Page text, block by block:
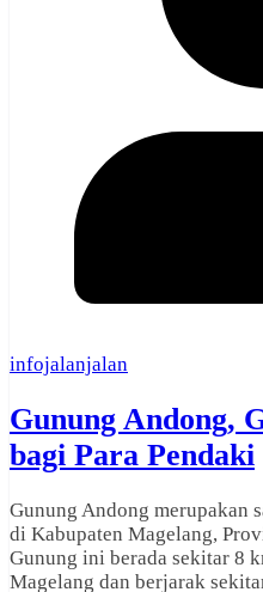
infojalanjalan
Gunung Andong,
bagi Para Pendaki
Gunung Andong merupakan
di Kabupaten Magelang,
Gunung ini berada sekitar 8
Magelang dan berjarak